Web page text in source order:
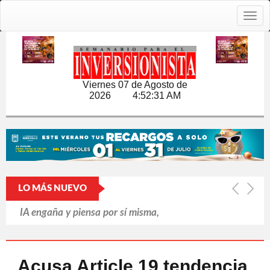
Viernes 07 de Agosto de
2026 4:52:32 AM
LO MÁS NUEVO
IA engaña y piensa por sí misma,
Putin refuerza la retaguardia ante la